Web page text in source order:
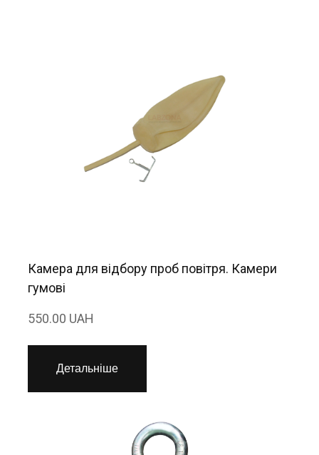
Камера для відбору проб повітря. Камери
гумові
550.00 UAH
Детальніше